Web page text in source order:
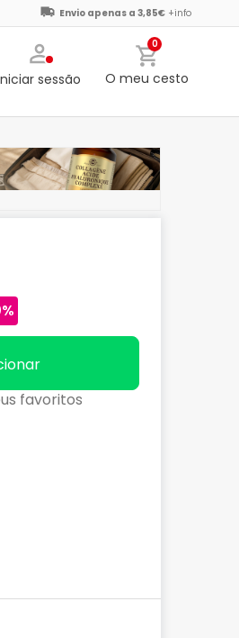
Envio apenas a 3,85€ +info
sessão
0
O meu cesto
favoritos